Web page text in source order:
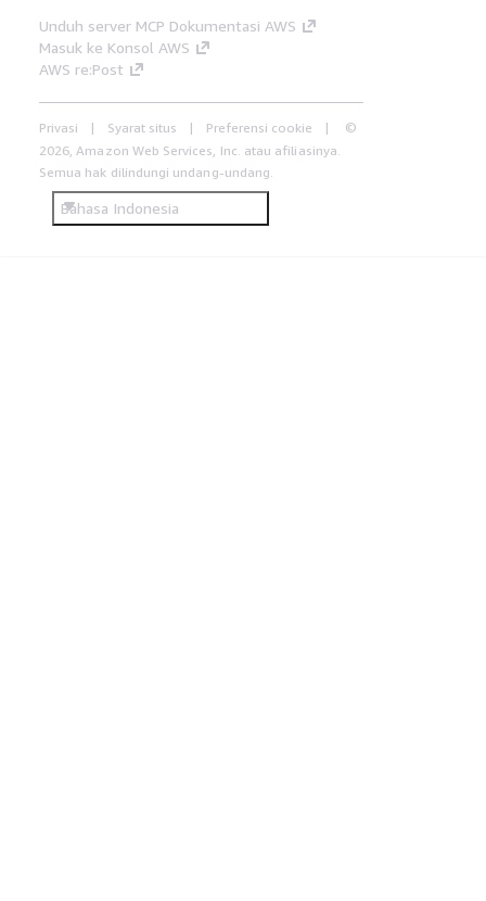
Unduh server MCP Dokumentasi AWS
Masuk ke Konsol AWS
AWS re:Post
Privasi Syarat situs Preferensi cookie
©
2026, Amazon Web Services, Inc. atau afiliasinya.
Semua hak dilindungi undang-undang.
Bahasa Indonesia